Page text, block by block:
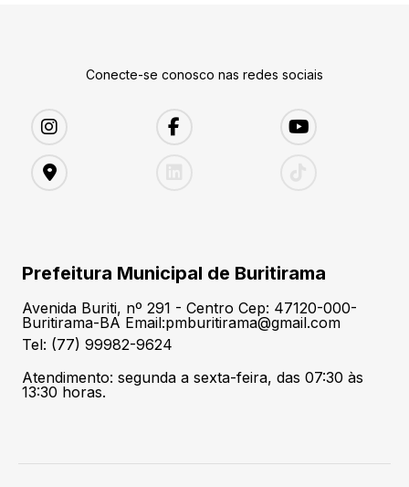
Conecte-se conosco nas redes sociais
Prefeitura Municipal de Buritirama
Avenida Buriti, nº 291 - Centro Cep: 47120-000-
Buritirama-BA Email:pmburitirama@gmail.com
Tel: (77) 99982-9624
Atendimento: segunda a sexta-feira, das 07:30 às
13:30 horas.